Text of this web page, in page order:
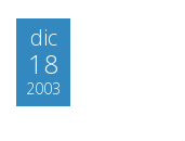
dic
18
2003